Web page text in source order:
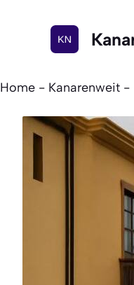
Home - Kanarenweit -